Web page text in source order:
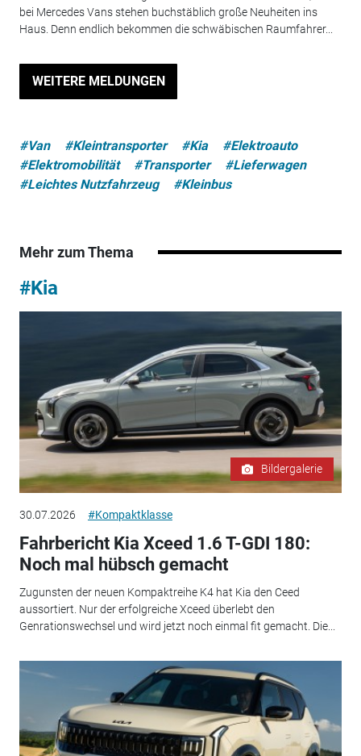
bei Mercedes Vans stehen buchstäblich große Neuheiten ins
Haus. Denn endlich bekommen die schwäbischen Raumfahrer...
WEITERE MELDUNGEN
#Van #Kleintransporter #Kia
#Elektroauto
#Elektromobilität
#Transporter
#Lieferwagen
#Leichtes Nutzfahrzeug
#Kleinbus
Mehr zum Thema
#Kia
Bildergalerie
30.07.2026 #Kompaktklasse
Fahrbericht Kia Xceed 1.6 T-GDI 180:
Noch mal hübsch gemacht
Zugunsten der neuen Kompaktreihe K4 hat Kia den Ceed
aussortiert. Nur der erfolgreiche Xceed überlebt den
Genrationswechsel und wird jetzt noch einmal fit gemacht. Die...